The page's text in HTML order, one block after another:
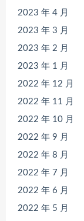
2023 年 4 月
2023 年 3 月
2023 年 2 月
2023 年 1 月
2022 年 12 月
2022 年 11 月
2022 年 10 月
2022 年 9 月
2022 年 8 月
2022 年 7 月
2022 年 6 月
2022 年 5 月